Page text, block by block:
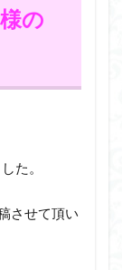
の
た。
させて頂い